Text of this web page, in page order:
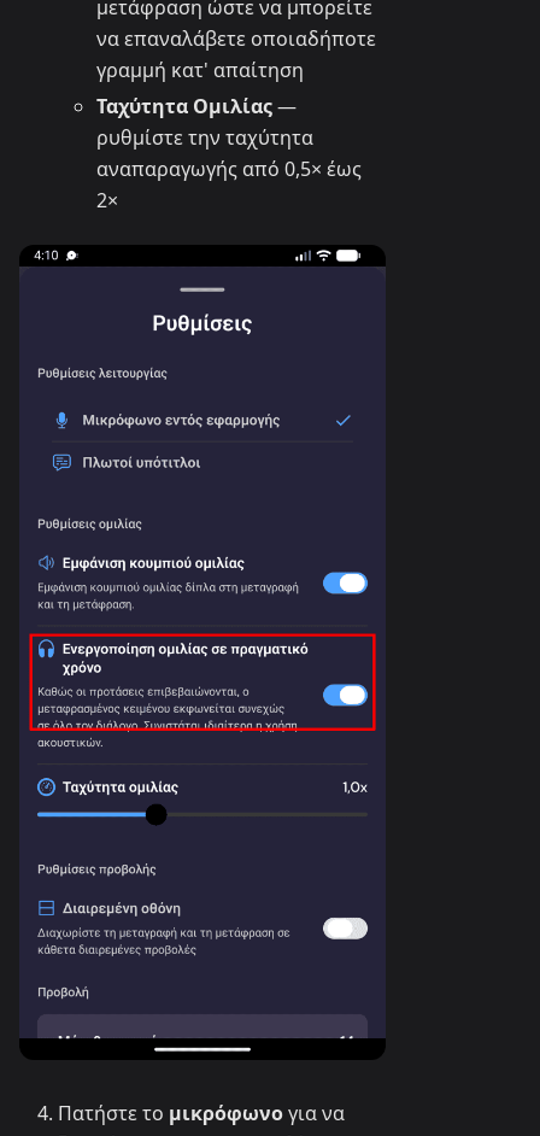
μετάφραση ώστε να μπορείτε
να επαναλάβετε οποιαδήποτε
γραμμή κατ' απαίτηση
Ταχύτητα Ομιλίας—
ρυθμίστε την ταχύτητα
αναπαραγωγής από 0,5× έως
2×
Πατήστε το μικρόφωνογια να